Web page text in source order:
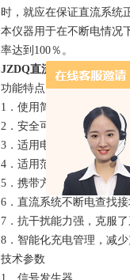
时，就应在保证直流系统
本仪器用于在不断电情况
率达到100％。
JZDQ直流系统接地故障检
功能特点
1．使用简单。本仪器只
2．安全可靠。本仪器无
3．适用电压等级多。直流
4．适用范围广。任何类
5．携带方便，信号接收
6．直流系统不断电查找
7．抗干扰能力强，克服
8．智能化充电管理，减
技术参数